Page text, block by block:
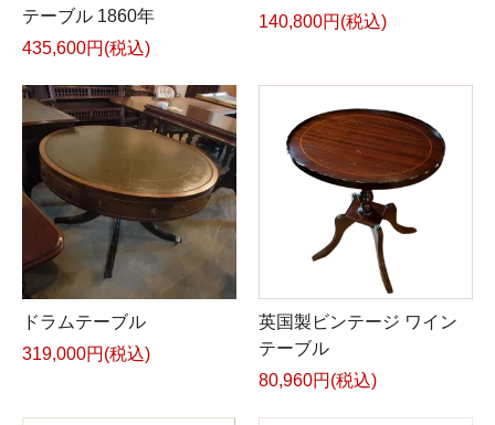
テーブル 1860年
435,600円(税込)
140,800円(税込)
ドラムテーブル
319,000円(税込)
英国製ビンテージ ワイン
テーブル
80,960円(税込)